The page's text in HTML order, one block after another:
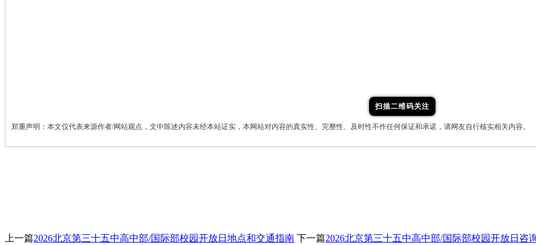
扫描二维码关注
郑重声明：本文仅代表来源作者/网站观点，文中陈述内容未经本站证实，本网站对内容的真实性、完整性、及时性不作任何保证和承诺，请网友自行核实相关内容。
上一篇2026北京第三十五中高中部/国际部校园开放日地点和交通指南 下一篇2026北京第三十五中高中部/国际部校园开放日咨